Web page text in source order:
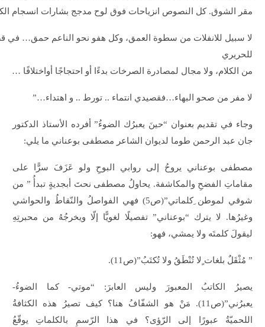
مقر الشوق. كل النصوص انزياحات فوق لوح مدجج بشارات انسجام
لا سبيل للانفلات من سطوة العمق، وكل هفو نحو الناعم حمق… في
للحريري
من الكلام، ولا مجال لمصادرة الصرخات بدءًا أو احتجاجًا أواختلافًا …
لا مفر من صحو البهاء…فقصيدي انتماء .. تورط .. و اهتداء…”
وجاء في تقديم بعنوان “حينَ يعبرُك الضوءُ” أفرده الأستاذ الدكتور
جان عبد الرحمن طوما لديوان الشاعر مصطفى بوعناني ما يلي:
مصطفى بوعناني يروحُ إلى روابي البوحِ ولو عَزَفَ سرًّا على
مقاماتِ الفضحِ والمكاشفة. يحاولُ مصطفى نحتَ أبجديةٍ تبدأُ ” من
شوقي لموطن ِكلماتي”(ص5) فهي الفواصلُ والنّقاطُ والحواشي
وغيرُها. لا يترك “بوعناني” تفصيلًا لغويًّا إلّا ويخرجُهُ من محبرتِهِ
ليقولَ كلمتَه ولا يمشي، فهو:
” مُثْقَلٌ بلغات ٍلا تُنْطَقُ ولا تُكتَبُ”(ص11).
يصيرُ الكاتبُ المعبورَ وليس العابرَ: “موتي- كما الضوءُ-
يعبرُني”(ص11). مَنْ هو الشفّافُ هنا؟ كيف تصيرُ هذه الكثافةُ
اللحميّةُ عبورًا إلى الرّؤى؟ في هذا الرّسمِ بالكلماتِ يوقّعُ